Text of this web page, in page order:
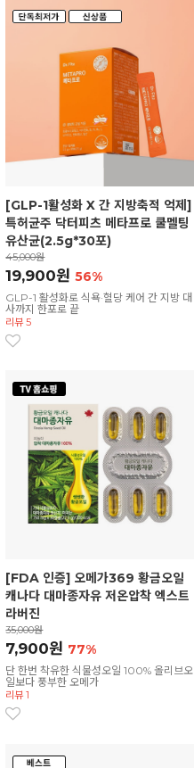
[GLP-1활성화 X 간 지방축적 억제]
특허균주 닥터피츠 메타프로 쿨멜팅
유산균(2.5g*30포)
45,000원
19,900원56%
GLP-1 활성화로 식욕·혈당 케어 간 지방 대
사까지 한포로 끝
리뷰 5
[FDA 인증] 오메가369 황금오일
캐나다 대마종자유 저온압착 엑스트
라버진
35,000원
7,900원 77%
단 한번 착유한 식물성오일 100% 올리브오
일보다 풍부한 오메가
리뷰 1